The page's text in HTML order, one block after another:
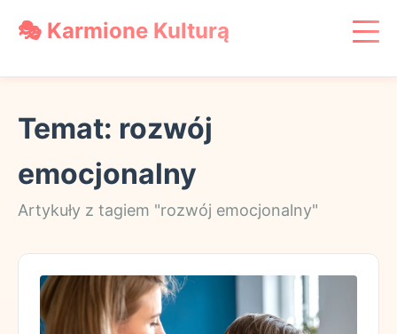
🎭 Karmione Kulturą
Książki
Zabawa
Wychowanie
Temat: rozwój
emocjonalny
Artykuły z tagiem "rozwój emocjonalny"